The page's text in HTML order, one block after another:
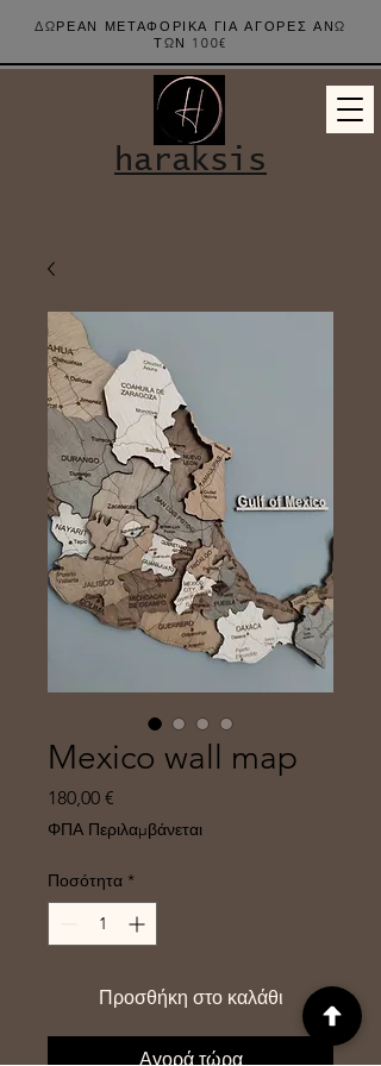
ΔΩΡΕΑΝ ΜΕΤΑΦΟΡΙΚΑ ΓΙΑ ΑΓΟΡΕΣ ΑΝΩ
ΤΩΝ 100€
haraksis
Mexico wall map
180,00 €
ΦΠΑ Περιλαμβάνεται
Ποσότητα *
Προσθήκη στο καλάθι
Αγορά τώρα